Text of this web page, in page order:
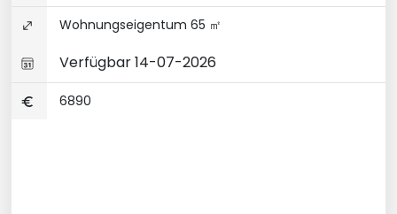
Wohnungseigentum 65 ㎡
Verfügbar 14-07-2026
6890